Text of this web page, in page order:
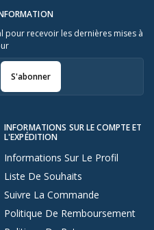
INFORMATIONS SUR LE COMPTE ET
L'EXPÉDITION
Informations Sur Le Profil
Liste De Souhaits
Suivre La Commande
Politique De Remboursement
pour recevoir les dernières mises à
S'abonner